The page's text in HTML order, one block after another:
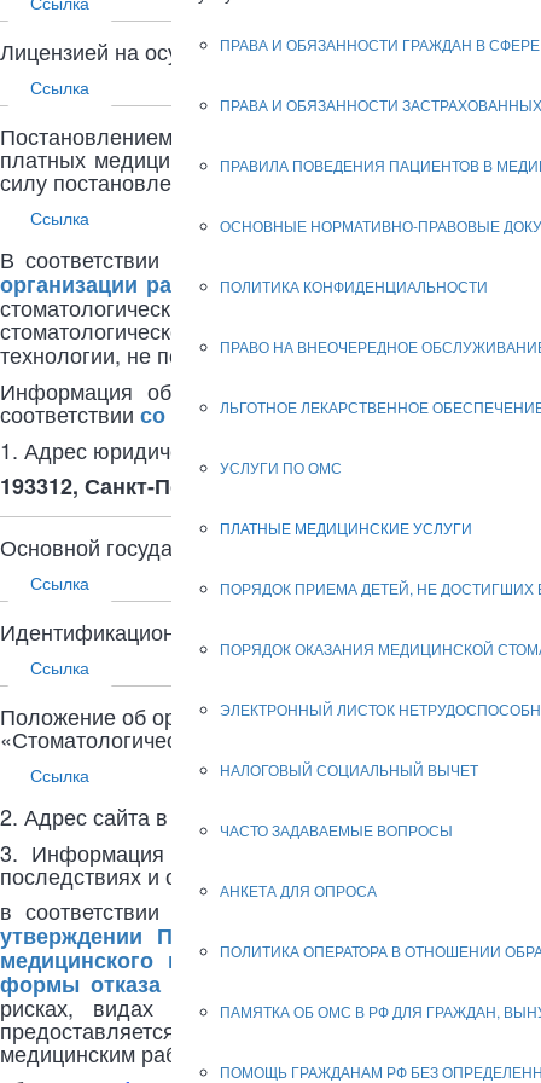
ПРАВА И ОБЯЗАННОСТИ ГРАЖДАН В
ПРАВА И ОБЯЗАННОСТИ
ПРАВИЛА ПОВЕДЕНИЯ ПАЦИЕНТОВ В
ОСНОВНЫЕ НОРМАТИВНО-ПРАВОВЫЕ
ПОЛИТИКА КОНФИДЕНЦИАЛЬНОСТИ
ПРАВО НА ВНЕОЧЕРЕДНОЕ
ЛЬГОТНОЕ ЛЕКАРСТВЕННОЕ
УСЛУГИ ПО ОМС
ПЛАТНЫЕ МЕДИЦИНСКИЕ УСЛУГИ
ПОРЯДОК ПРИЕМА ДЕТЕЙ, НЕ ДОСТИГШИХ
ПОРЯДОК ОКАЗАНИЯ МЕДИЦИНСКОЙ
ЭЛЕКТРОННЫЙ ЛИСТОК
НАЛОГОВЫЙ СОЦИАЛЬНЫЙ ВЫЧЕТ
ЧАСТО ЗАДАВАЕМЫЕ ВОПРОСЫ
АНКЕТА ДЛЯ ОПРОСА
ПОЛИТИКА ОПЕРАТОРА В ОТНОШЕНИИ
ПАМЯТКА ОБ ОМС В РФ ДЛЯ ГРАЖДАН,
ПОМОЩЬ ГРАЖДАНАМ РФ БЕЗ
Лицензией на осуществление медицинской
Ссылка
Постановлением Правительства РФ от
платных медицинских услуг, внесении изменений
силу постановления Правительства Российской
Ссылка
В соответствии с приказом Министерства
организации работы стоматологических
стоматологических учреждений, в том числе и
стоматологической помощи населению,
технологии, не покрытые бюджетным
Информация об исполнителе и
соответствии со статьями 8 и 10 Закона РФ от
1. Адрес юридического лица в пределах места
193312, Санкт-Петербург, пр. Солидарности, д. 12,
Основной государственный регистрационный номер:
Ссылка
Идентификационный номер налогоплательщика:
Ссылка
Положение об организации предоставления
«Стоматологическая поликлиника №31»
Ссылка
2. Адрес сайта в информационно-
3. Информация о методах оказания
последствиях и ожидаемых результатах оказания
в соответствии
с пунктом 4 Приказа
утверждении Порядка дачи
медицинского вмешательства, формы
формы отказа от медицинского вмешательства»
рисках, видах медицинского вмешательства,
предоставляется каждому пациенту перед
медицинским работником и отображается в